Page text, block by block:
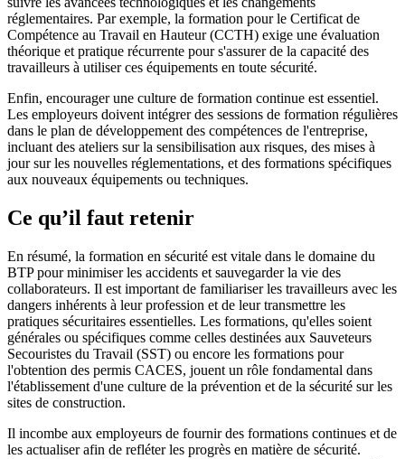
réglementaires. Par exemple, la formation pour le Certificat de
Compétence au Travail en Hauteur (CCTH) exige une évaluation
théorique et pratique récurrente pour s'assurer de la capacité des
travailleurs à utiliser ces équipements en toute sécurité.
Enfin, encourager une culture de formation continue est essentiel.
Les employeurs doivent intégrer des sessions de formation régulières
dans le plan de développement des compétences de l'entreprise,
incluant des ateliers sur la sensibilisation aux risques, des mises à
jour sur les nouvelles réglementations, et des formations spécifiques
aux nouveaux équipements ou techniques.
Ce qu’il faut retenir
En résumé, la formation en sécurité est vitale dans le domaine du
BTP pour minimiser les accidents et sauvegarder la vie des
collaborateurs. Il est important de familiariser les travailleurs avec les
dangers inhérents à leur profession et de leur transmettre les
pratiques sécuritaires essentielles. Les formations, qu'elles soient
générales ou spécifiques comme celles destinées aux Sauveteurs
Secouristes du Travail (SST) ou encore les formations pour
l'obtention des permis CACES, jouent un rôle fondamental dans
l'établissement d'une culture de la prévention et de la sécurité sur les
sites de construction.
Il incombe aux employeurs de fournir des formations continues et de
les actualiser afin de refléter les progrès en matière de sécurité.